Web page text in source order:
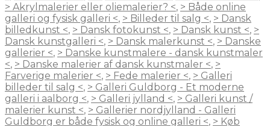
> Akrylmalerier eller oliemalerier? <, > Både online
galleri og fysisk galleri <, > Billeder til salg <, > Dansk
billedkunst <, > Dansk fotokunst <, > Dansk kunst <, >
Dansk kunstgalleri <, > Dansk malerkunst <, > Danske
gallerier <, > Danske kunstmalere - dansk kunstmaler
<, > Danske malerier af dansk kunstmaler <, >
Farverige malerier <, > Fede malerier <, > Galleri
billeder til salg <, > Galleri Guldborg - Et moderne
galleri i aalborg <, > Galleri jylland <, > Galleri kunst /
malerier kunst <, > Gallerier nordjylland - Galleri
Guldborg er både fysisk og online galleri <, > Køb